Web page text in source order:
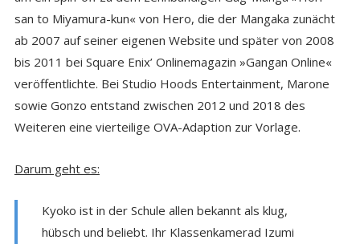
san to Miyamura-kun« von Hero, die der Mangaka zunächt
ab 2007 auf seiner eigenen Website und später von 2008
bis 2011 bei Square Enix’ Onlinemagazin »Gangan Online«
veröffentlichte. Bei Studio Hoods Entertainment, Marone
sowie Gonzo entstand zwischen 2012 und 2018 des
Weiteren eine vierteilige OVA-Adaption zur Vorlage.
Darum geht es:
Kyoko ist in der Schule allen bekannt als klug,
hübsch und beliebt. Ihr Klassenkamerad Izumi